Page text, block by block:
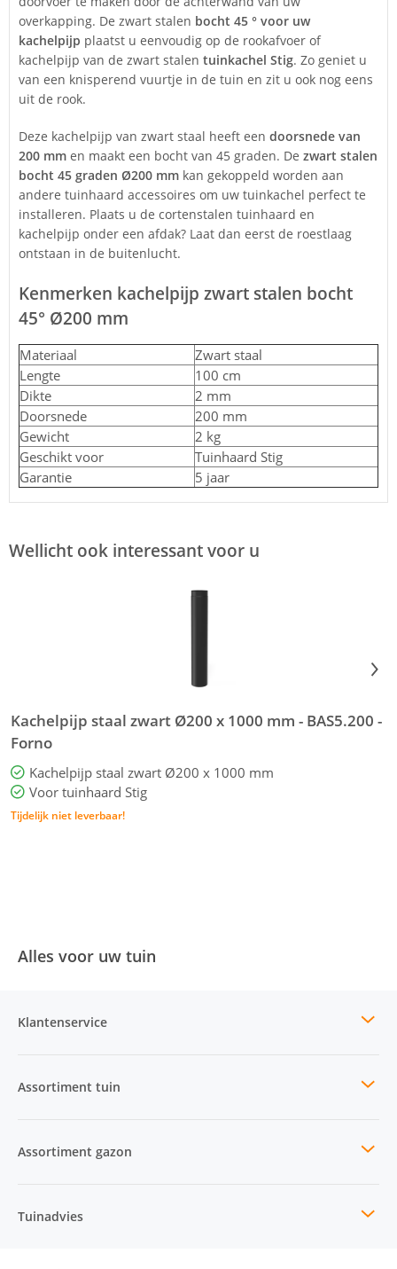
overkapping. De zwart stalen bocht 45 ° voor uw
kachelpijp plaatst u eenvoudig op de rookafvoer of
kachelpijp van de zwart stalen tuinkachel Stig. Zo geniet u
van een knisperend vuurtje in de tuin en zit u ook nog eens
uit de rook.
Deze kachelpijp van zwart staal heeft een doorsnede van
200 mm en maakt een bocht van 45 graden. De zwart stalen
bocht 45 graden Ø200 mm kan gekoppeld worden aan
andere tuinhaard accessoires om uw tuinkachel perfect te
installeren. Plaats u de cortenstalen tuinhaard en
kachelpijp onder een afdak? Laat dan eerst de roestlaag
ontstaan in de buitenlucht.
Kenmerken kachelpijp zwart stalen bocht
45° Ø200 mm
Materiaal
Zwart staal
Lengte
100 cm
Dikte
2 mm
Doorsnede
200 mm
Gewicht
2 kg
Geschikt voor
Tuinhaard Stig
Garantie
5 jaar
Wellicht ook interessant voor u
Kachelpijp staal zwart Ø200 x 1000 mm - BAS5.200 -
Forno
Kachelpijp staal zwart Ø200 x 1000 mm
Voor tuinhaard Stig
Tijdelijk niet leverbaar!
Alles voor uw tuin
Klantenservice
Assortiment tuin
Assortiment gazon
Tuinadvies